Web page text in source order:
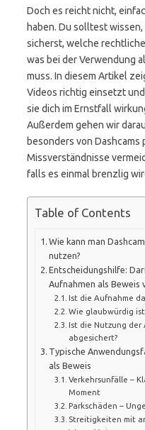
Doch es reicht nicht,
haben. Du solltest
sicherst, welche
was bei der Verwendung
muss. In diesem Artikel
Videos richtig einsetzt
sie dich im Ernstfall
Außerdem gehen wir
besonders von
Missverständnisse
falls es einmal brenzlig
Table of Contents
Wie kann man
nutzen?
Entscheidungshilfe:
Aufnahmen als Beweis
Ist die Aufnahme
Wie glaubwürdig
Ist die Nutzung der
abgesichert?
Typische
als Beweis
Verkehrsunfälle –
Moment
Parkschäden –
Streitigkeiten mit